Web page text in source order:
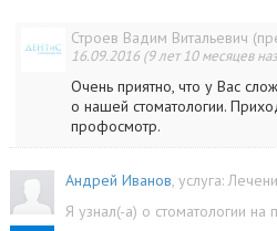
Строев Вадим Витальевич
16.09.2016 (9 лет 10 месяцев
Очень приятно, что у Вас
о нашей стоматологии.
профосмотр.
Андрей Иванов, услуга:
Я узнал(-а) о стоматологии